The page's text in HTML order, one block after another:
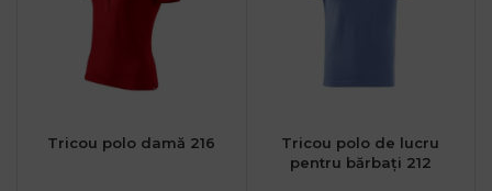
Tricou polo damă 216
Tricou polo de lucru
pentru bărbați 212